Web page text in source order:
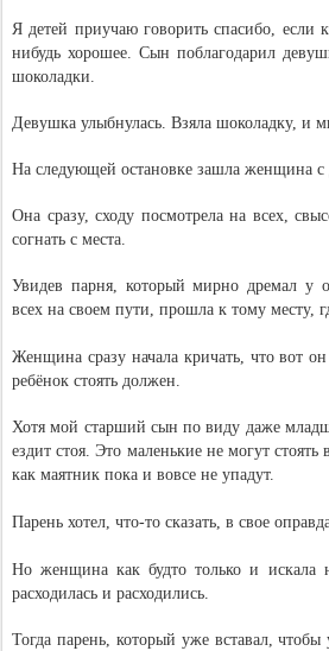
Я детей приучаю говорить спасибо, если
нибудь хорошее. Сын поблагодарил
шоколадки.
Девушка улыбнулась. Взяла шоколадку, и
На следующей остановке зашла женщина с
Она сразу, сходу посмотрела на всех,
согнать с места.
Увидев парня, который мирно дремал у
всех на своем пути, прошла к тому месту,
Женщина сразу начала кричать, что вот
ребёнок стоять должен.
Хотя мой старший сын по виду даже
ездит стоя. Это маленькие не могут стоять
как маятник пока и вовсе не упадут.
Парень хотел, что-то сказать, в свое
Но женщина как будто только и искала
расходилась и расходились.
Тогда парень, который уже вставал, чтобы